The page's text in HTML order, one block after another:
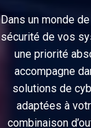
Dans un monde
sécurité de vos
une priorité
accompagne
solutions de
adaptées à
combinaison